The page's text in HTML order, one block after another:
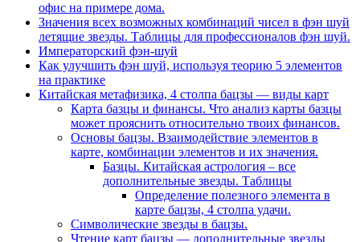
офис на примере дома.
Значения всех возможных комбинаций чисел в фэн шуй
летящие звезды. Таблицы для профессионалов фэн шуй.
Императорский фэн-шуй
Как улучшить фэн шуй, используя теорию 5 элементов
на практике
Китайская метафизика, 4 столпа бацзы — виды карт
Карта базцы и финансы. Что анализ карты базцы
может прояснить относительно твоих финансов.
Основы бацзы. Взаимодействие элементов в
карте, комбинации элементов и их значения.
Базцы. Китайская астрология – все
дополнительные звезды. Таблицы
Определение полезного элемента в
карте бацзы, 4 столпа удачи.
Символические звезды в бацзы.
Чтение карт бацзы — дополнительные звезды